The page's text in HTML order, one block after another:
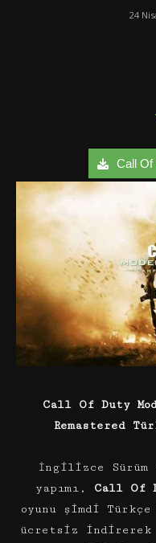
24
Call Of
Call Of Duty
Remastered
İngilizce Sürüm
yapımı, Call Of
oyunu şimdi
ücretsiz indirerek